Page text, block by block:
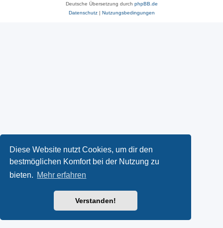
Diese Website nutzt Cookies, um dir den
bestmöglichen Komfort bei der Nutzung zu
bieten. Mehr erfahren
Verstanden!
Deutsche Übersetzung durch phpBB.de
Datenschutz| Nutzungsbedingungen